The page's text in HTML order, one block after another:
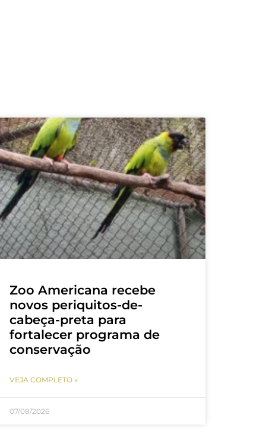
Zoo Americana recebe
novos periquitos-de-
cabeça-preta para
fortalecer programa de
conservação
VEJA COMPLETO »
07/08/2026